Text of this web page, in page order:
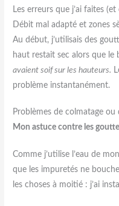
Les erreurs que j’ai faites (et
Débit mal adapté et zones
Au début, j’utilisais des
haut restait sec alors que
avaient soif sur les hauteurs.
problème instantanément.
Problèmes de colmatage ou
Mon astuce contre les
Comme j’utilise l’eau de
que les impuretés ne
les choses à moitié : j’ai